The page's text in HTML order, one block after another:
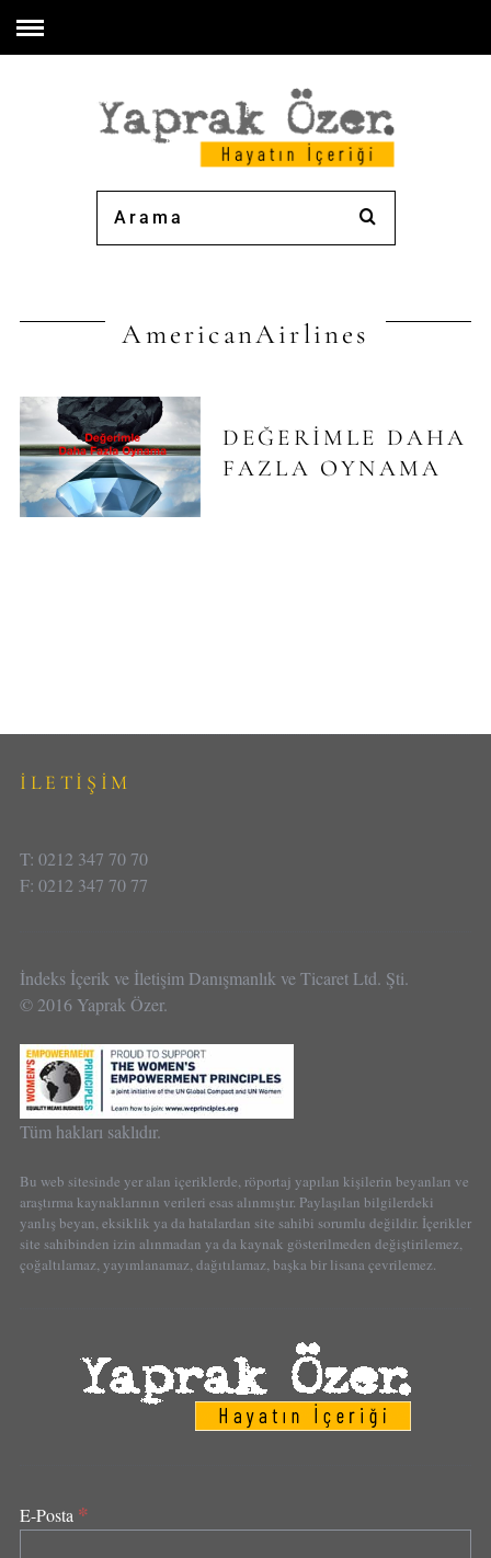
AmericanAirlines
DEĞERIMLE DAHA
FAZLA OYNAMA
İLETİŞİM
T: 0212 347 70 70
F: 0212 347 70 77
İndeks İçerik ve İletişim Danışmanlık ve Ticaret Ltd. Şti.
© 2016 Yaprak Özer.
Tüm hakları saklıdır.
Bu web sitesinde yer alan içeriklerde, röportaj yapılan kişilerin beyanları ve
araştırma kaynaklarının verileri esas alınmıştır. Paylaşılan bilgilerdeki
yanlış beyan, eksiklik ya da hatalardan site sahibi sorumlu değildir. İçerikler
site sahibinden izin alınmadan ya da kaynak gösterilmeden değiştirilemez,
çoğaltılamaz, yayımlanamaz, dağıtılamaz, başka bir lisana çevrilemez.
E-Posta *